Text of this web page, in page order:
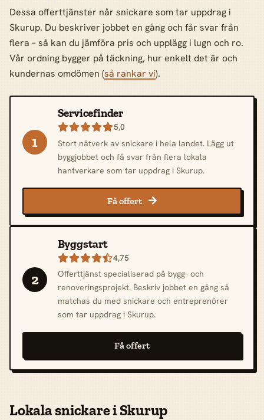
Dessa offerttjänster når snickare som tar uppdrag i
Skurup. Du beskriver jobbet en gång och får svar från
flera – så kan du jämföra pris och upplägg i lugn och ro.
Vår ordning bygger på täckning, hur enkelt det är och
kundernas omdömen (så rankar vi).
1
Servicefinder
5,0
Stort nätverk av snickare i hela landet. Lägg ut
byggjobbet och få svar från flera lokala
hantverkare som tar uppdrag i Skurup.
Få offert 
2
Byggstart
4,75
Offerttjänst specialiserad på bygg- och
renoveringsprojekt. Beskriv jobbet en gång så
matchas du med snickare och entreprenörer
som tar uppdrag i Skurup.
Få offert
Lokala snickare i Skurup